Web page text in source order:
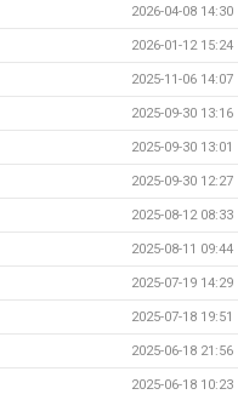
2026-04-08 14:30
2026-01-12 15:24
2025-11-06 14:07
2025-09-30 13:16
2025-09-30 13:01
2025-09-30 12:27
2025-08-12 08:33
2025-08-11 09:44
2025-07-19 14:29
2025-07-18 19:51
2025-06-18 21:56
2025-06-18 10:23